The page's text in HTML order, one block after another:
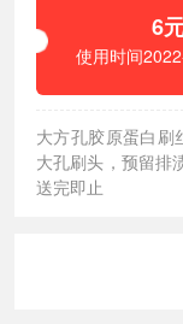
6
使用时间
大方孔胶原蛋白刷
大孔刷头，预留排
送完即止